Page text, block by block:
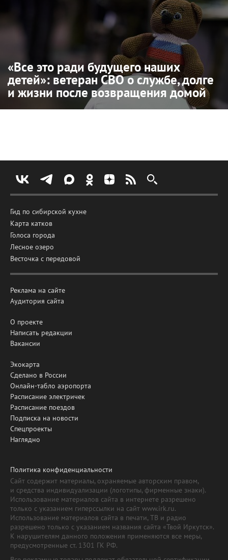
«Все это ради будущего наших
детей»: ветеран СВО о службе, долге
и жизни после возвращения домой
Гид по сибирской кухне
Карта катков
Голоса города
Лесное озеро
Весточка с передовой
Реклама на сайте
Аудитория сайта
О проекте
Написать редакции
Вакансии
Экокарта
Сделано в России
Онлайн-табло аэропорта
Расписание электричек
Расписание поездов
Подписка на новости
Спецпроекты
Наглядно
Политика конфиденциальности
Сайт содержит материалы, охраняемые авторским правом,
и средства индивидуализации (логотипы, фирменные знаки).
Использование материалов сайта в интернете разрешено
только с указанием гиперссылки на сайт www.irk.ru.
Использование материалов сайта в печати, ТВ и радио
разрешено только с указанием названия сайта «Твой Иркутск».
К нарушителям данного положения применяются все меры,
предусмотренные ст. 1301 ГК РФ.